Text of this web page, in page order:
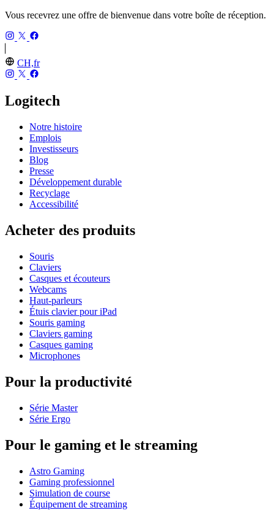
Vous recevrez une offre de bienvenue dans votre boîte de réception.
CH,fr
Logitech
Notre histoire
Emplois
Investisseurs
Blog
Presse
Développement durable
Recyclage
Accessibilité
Acheter des produits
Souris
Claviers
Casques et écouteurs
Webcams
Haut-parleurs
Étuis clavier pour iPad
Souris gaming
Claviers gaming
Casques gaming
Microphones
Pour la productivité
Série Master
Série Ergo
Pour le gaming et le streaming
Astro Gaming
Gaming professionnel
Simulation de course
Équipement de streaming